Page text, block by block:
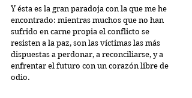
Y ésta es la gran paradoja con la que me he
encontrado: mientras muchos que no han
sufrido en carne propia el conflicto se
resisten a la paz, son las víctimas las más
dispuestas a perdonar, a reconciliarse, y a
enfrentar el futuro con un corazón libre de
odio.